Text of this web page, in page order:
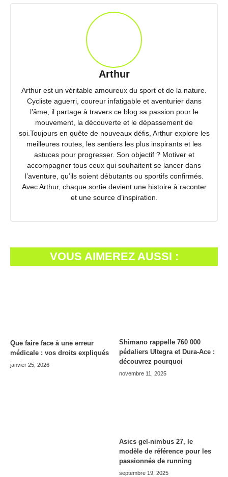
Arthur
Arthur est un véritable amoureux du sport et de la nature.
Cycliste aguerri, coureur infatigable et aventurier dans
l’âme, il partage à travers ce blog sa passion pour le
mouvement, la découverte et le dépassement de
soi.Toujours en quête de nouveaux défis, Arthur explore les
meilleures routes, les sentiers les plus inspirants et les
astuces pour progresser. Son objectif ? Motiver et
accompagner tous ceux qui souhaitent se lancer dans
l’aventure, qu’ils soient débutants ou sportifs confirmés.
Avec Arthur, chaque sortie devient une histoire à raconter
et une source d’inspiration.
VOUS AIMEREZ AUSSI :
Que faire face à une erreur
médicale : vos droits expliqués
janvier 25, 2026
Shimano rappelle 760 000
pédaliers Ultegra et Dura-Ace :
découvrez pourquoi
novembre 11, 2025
Asics gel-nimbus 27, le
modèle de référence pour les
passionnés de running
septembre 19, 2025